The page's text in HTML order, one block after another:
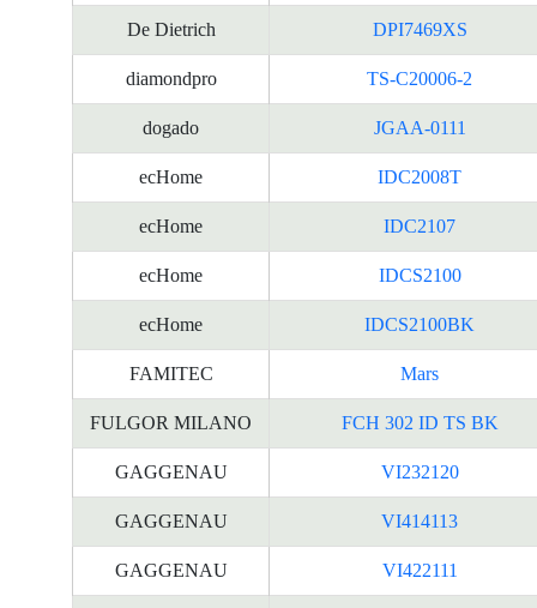
De Dietrich DPI7469XS
diamondpro TS-C20006-2
dogado JGAA-0111
ecHome IDC2008T
ecHome IDC2107
ecHome IDCS2100
ecHome IDCS2100BK
FAMITEC Mars
FULGOR MILANO FCH 302 ID TS BK
GAGGENAU VI232120
GAGGENAU VI414113
GAGGENAU VI422111